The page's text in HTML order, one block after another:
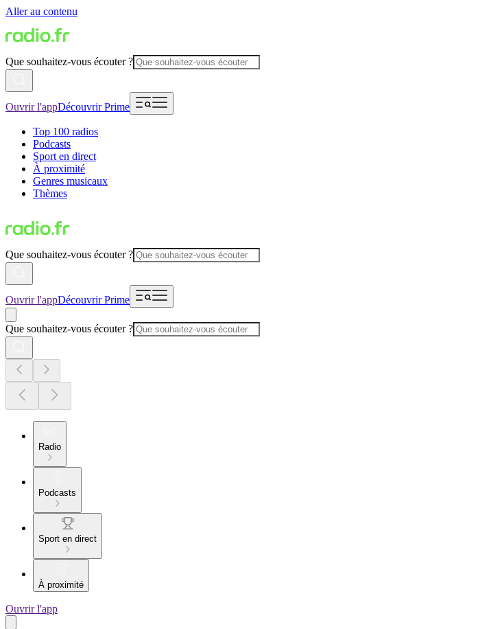
Aller au contenu
Que souhaitez-vous écouter ?
Ouvrir l'appDécouvrir Prime
Top 100 radios
Podcasts
Sport en direct
À proximité
Genres musicaux
Thèmes
Que souhaitez-vous écouter ?
Ouvrir l'appDécouvrir Prime
Que souhaitez-vous écouter ?
Radio
Podcasts
Sport en direct
À proximité
Ouvrir l'app